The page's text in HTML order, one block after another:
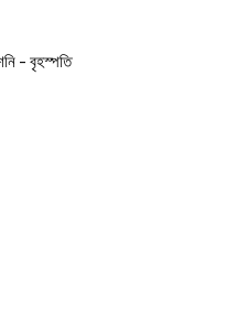
- বৃহস্পতি